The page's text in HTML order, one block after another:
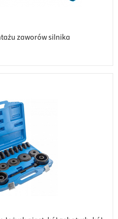
zaworów silnika